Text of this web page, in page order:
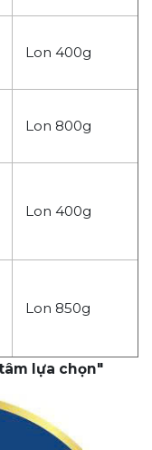
Lon 400g
Lon 800g
Lon 400g
Lon 850g
lựa chọn"